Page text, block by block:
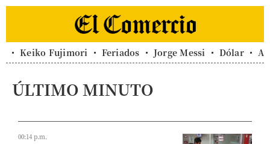
Keiko Fujimori Feriados Jorge Messi Dólar
ÚLTIMO MINUTO
00:14 p.m.